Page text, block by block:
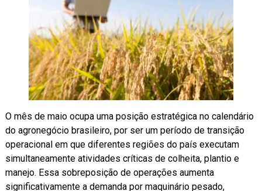
O mês de maio ocupa uma posição estratégica no calendário
do agronegócio brasileiro, por ser um período de transição
operacional em que diferentes regiões do país executam
simultaneamente atividades críticas de colheita, plantio e
manejo. Essa sobreposição de operações aumenta
significativamente a demanda por maquinário pesado,